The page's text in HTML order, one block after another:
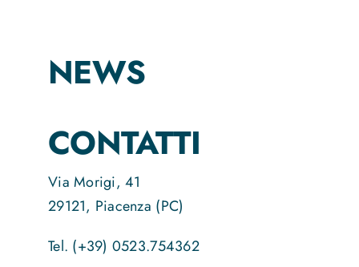
NEWS
CONTATTI
Via Morigi, 41
29121, Piacenza (PC)
Tel. (+39) 0523.754362